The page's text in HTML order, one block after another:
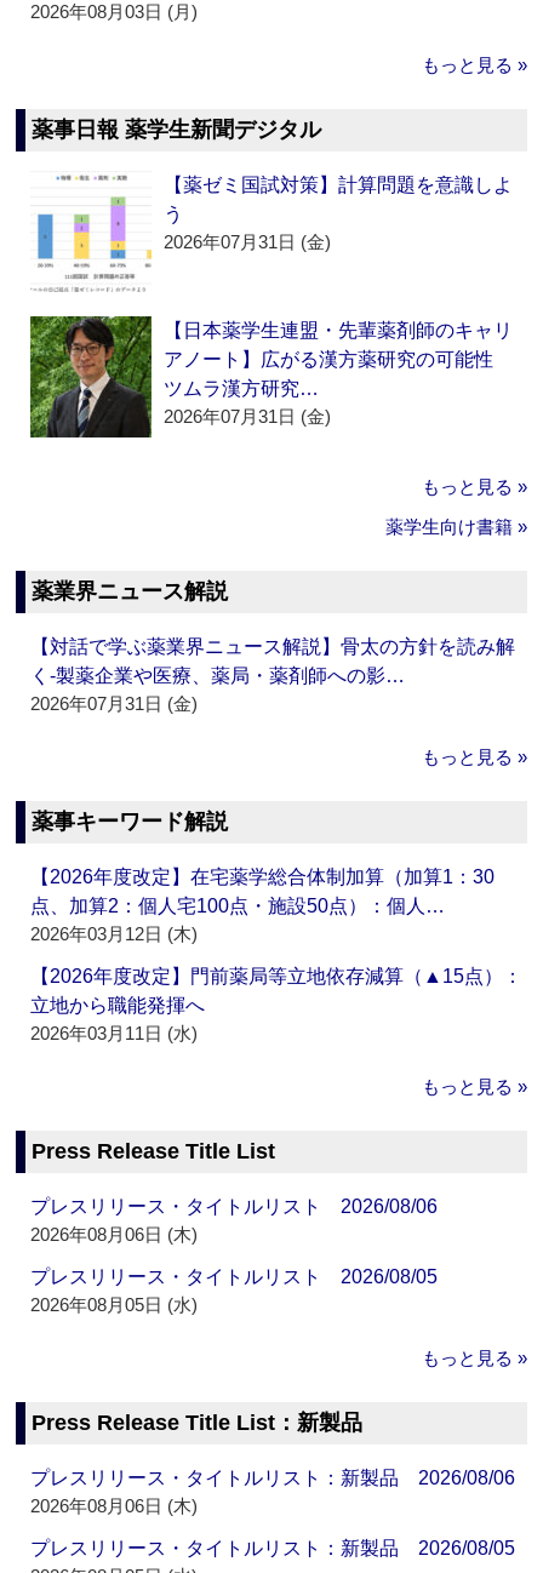
2026年08月03日 (月)
もっと見る »
薬事日報 薬学生新聞デジタル
【薬ゼミ国試対策】計算問題を意識しよ
う
2026年07月31日 (金)
【日本薬学生連盟・先輩薬剤師のキャリ
アノート】広がる漢方薬研究の可能性
ツムラ漢方研究…
2026年07月31日 (金)
もっと見る »
薬学生向け書籍 »
薬業界ニュース解説
【対話で学ぶ薬業界ニュース解説】骨太の方針を読み解
く‐製薬企業や医療、薬局・薬剤師への影…
2026年07月31日 (金)
もっと見る »
薬事キーワード解説
【2026年度改定】在宅薬学総合体制加算（加算1：30
点、加算2：個人宅100点・施設50点）：個人…
2026年03月12日 (木)
【2026年度改定】門前薬局等立地依存減算（▲15点）：
立地から職能発揮へ
2026年03月11日 (水)
もっと見る »
Press Release Title List
プレスリリース・タイトルリスト 2026/08/06
2026年08月06日 (木)
プレスリリース・タイトルリスト 2026/08/05
2026年08月05日 (水)
もっと見る »
Press Release Title List：新製品
プレスリリース・タイトルリスト：新製品 2026/08/06
2026年08月06日 (木)
プレスリリース・タイトルリスト：新製品 2026/08/05